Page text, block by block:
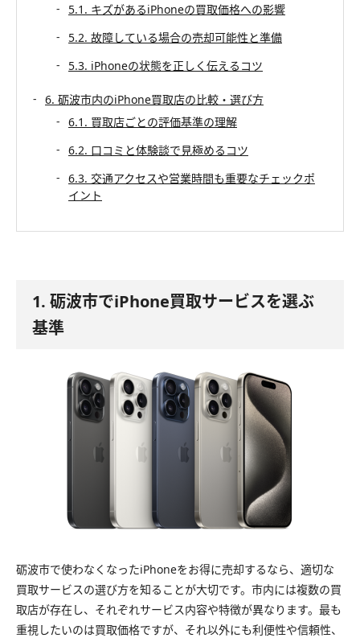
5.1. キズがあるiPhoneの買取価格への影響
5.2. 故障している場合の売却可能性と準備
5.3. iPhoneの状態を正しく伝えるコツ
6. 砺波市内のiPhone買取店の比較・選び方
6.1. 買取店ごとの評価基準の理解
6.2. 口コミと体験談で見極めるコツ
6.3. 交通アクセスや営業時間も重要なチェックポ
イント
1. 砺波市でiPhone買取サービスを選ぶ
基準
砺波市で使わなくなったiPhoneをお得に売却するなら、適切な
買取サービスの選び方を知ることが大切です。市内には複数の買
取店が存在し、それぞれサービス内容や特徴が異なります。最も
重視したいのは買取価格ですが、それ以外にも利便性や信頼性、